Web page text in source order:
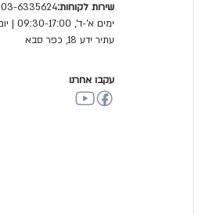
שירות לקוחות:03-6335624
ימים א'-ד', 09:30-17:00 | יום ה' 9:30-16:00
עתיר ידע 18, כפר סבא
עקבו אחרנו